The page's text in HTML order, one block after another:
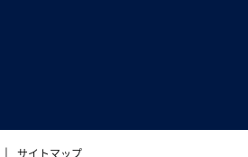
サイトマップ